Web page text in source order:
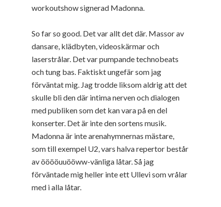
workoutshow signerad Madonna.
So far so good. Det var allt det där. Massor av
dansare, klädbyten, videoskärmar och
laserstrålar. Det var pumpande technobeats
och tung bas. Faktiskt ungefär som jag
förväntat mig. Jag trodde liksom aldrig att det
skulle bli den där intima nerven och dialogen
med publiken som det kan vara på en del
konserter. Det är inte den sortens musik.
Madonna är inte arenahymnernas mästare,
som till exempel U2, vars halva repertor består
av ööööuuööww-vänliga låtar. Så jag
förväntade mig heller inte ett Ullevi som vrålar
med i alla låtar.